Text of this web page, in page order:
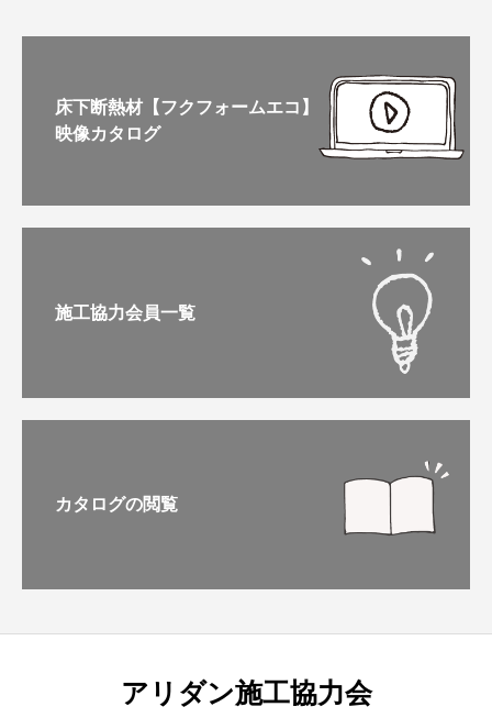
床下断熱材【フクフォームエコ】
映像カタログ
施工協力会員一覧
カタログの閲覧
アリダン施工協力会